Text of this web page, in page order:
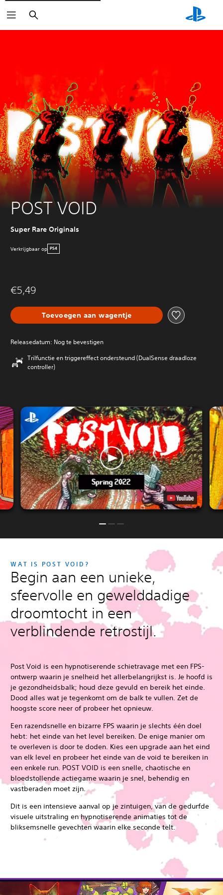
Zoeken
POST VOID
Super Rare Originals
Verkrijgbaar op PS4
€5,49
Toevoegen aan wagentje
Releasedatum: Nog te bevestigen
Trilfunctie en triggereffect ondersteund (DualSense draadloze
controller)
WAT IS POST VOID?
Begin aan een unieke,
sfeervolle en gewelddadige
droomtocht in een
verblindende retrostijl.
Post Void is een hypnotiserende schietravage met een FPS-
ontwerp waarin je snelheid het allerbelangrijkst is. Je hoofd is
je gezondheidsbalk; houd deze gevuld en bereik het einde.
Dood alles wat je tegenkomt om de balk te vullen. Zet de
hoogste score neer of probeer het opnieuw.
Een razendsnelle en bizarre FPS waarin je slechts één doel
hebt: het einde van het level bereiken. De enige manier om
te overleven is door te doden. Kies een upgrade aan het eind
van elk level en probeer het einde van de void te bereiken in
een enkele run. POST VOID is een snelle, chaotische en
bloedstollende actiegame waarin je snel, behendig en
vastberaden moet zijn.
Dit is een intensieve aanval op je zintuigen, van de gedurfde
visuele uitstraling en hypnotiserende animaties tot de
bliksemsnelle gevechten waarin elke seconde telt.